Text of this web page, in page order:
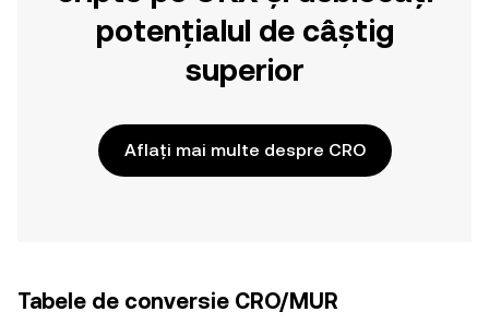
potențialul de câștig
superior
Aflați mai multe despre CRO
Tabele de conversie CRO/MUR